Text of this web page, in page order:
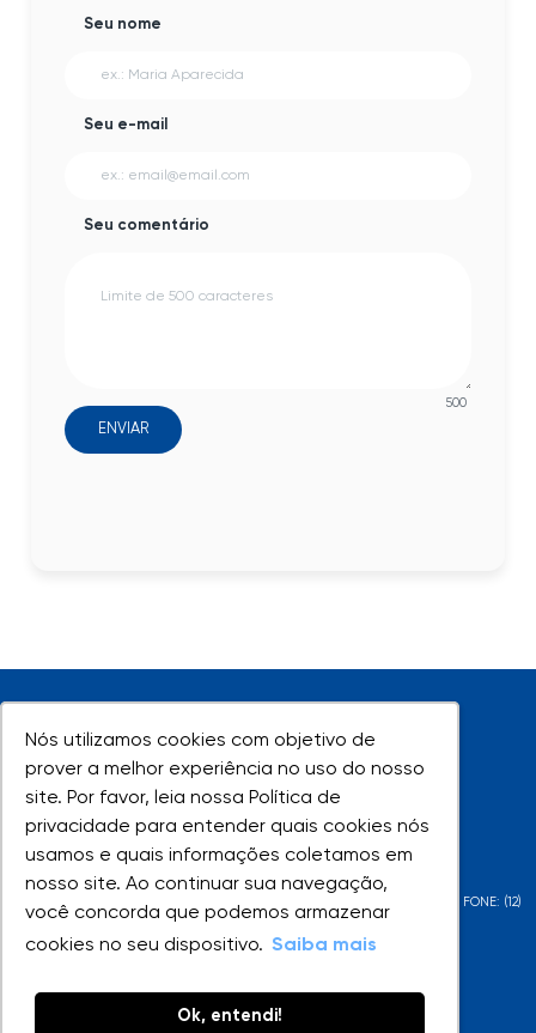
Nós utilizamos cookies com objetivo de
prover a melhor experiência no uso do nosso
site. Por favor, leia nossa Política de
privacidade para entender quais cookies nós
usamos e quais informações coletamos em
nosso site. Ao continuar sua navegação,
você concorda que podemos armazenar
cookies no seu dispositivo. Saiba mais
Ok, entendi!
Nós utilizamos cookies com objetivo de
prover a melhor experiência no uso do nosso
site. Por favor, leia nossa Política de
privacidade para entender quais cookies nós
usamos e quais informações coletamos em
nosso site. Ao continuar sua navegação,
você concorda que podemos armazenar
cookies no seu dispositivo. Saiba mais
Ok, entendi!
Seu nome
Seu e-mail
Seu comentário
500
ENVIAR
UNIVAP - Todos os direitos reservados
AV. SHISHIMA HIFUMI, 2911 - URBANOVA - SÃO JOSÉ DOS CAMPOS - SP - FONE: (12)